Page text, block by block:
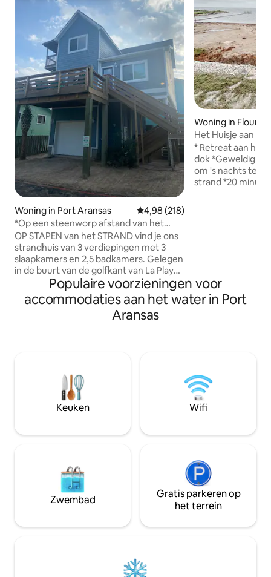
Woning in Port Aransas Gemiddelde beoordeling van
4,98 (218)
*Op een steenworp afstand van het
strand met privépromenade in LaPlaya
OP STAPEN van het STRAND vind je ons
strandhuis van 3 verdiepingen met 3
slaapkamers en 2,5 badkamers. Gelegen
in de buurt van de golfkant van La Playa,
zijn we op slechts een steenworp
afstand van het STRAND via onze eigen
promenade die toegankelijk is voor
strandmarkering 7, deze locatie is niet te
verslaan! Waar wacht je nog op, boek
het uitzicht!
Woning in Flour
Het Huisje aan de
* Retreat aan het
dok *Geweldig
om 's nachts te
strand *20
vissen. Korte rit
geweldige
Populaire voorzieningen voor
accommodaties aan het water in Port
Aransas
Keuken Wifi
Zwembad
Gratis parkeren op
het terrein